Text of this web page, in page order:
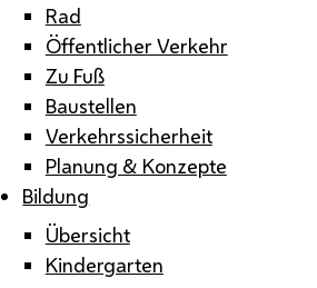
Rad
Öffentlicher Verkehr
Zu Fuß
Baustellen
Verkehrssicherheit
Planung & Konzepte
Bildung
Übersicht
Kindergarten